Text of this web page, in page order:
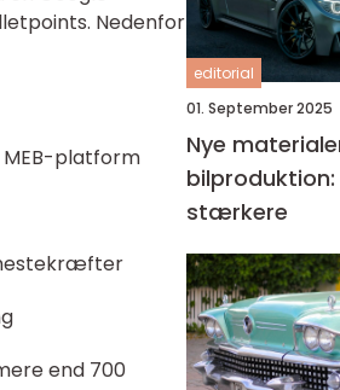
Nedenfor
MEB-platform
end 700
editorial
01. September 2025
Nye
stærkere